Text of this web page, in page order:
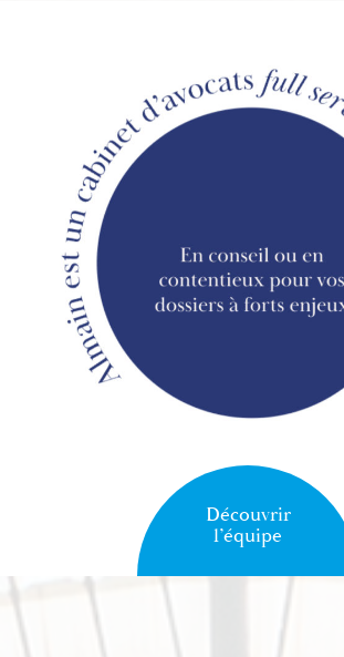
Découvrir
l’équipe